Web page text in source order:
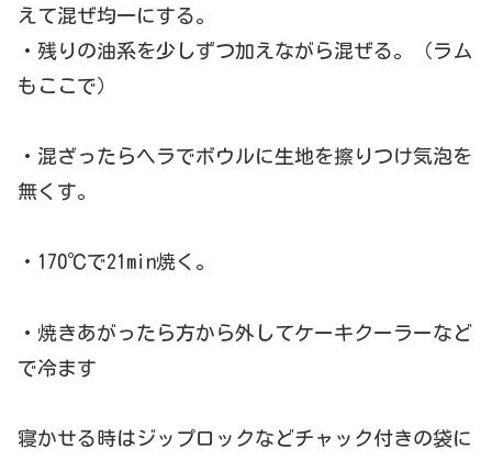
えて混ぜ均一にする。
・残りの油系を少しずつ加えながら混ぜる。（ラム
もここで）
・混ざったらヘラでボウルに生地を擦りつけ気泡を
無くす。
・170℃で21min焼く。
・焼きあがったら方から外してケーキクーラーなど
で冷ます
寝かせる時はジップロックなどチャック付きの袋に